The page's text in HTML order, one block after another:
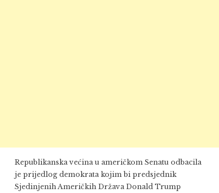
Republikanska većina u američkom Senatu odbacila
je prijedlog demokrata kojim bi predsjednik
Sjedinjenih Američkih Država Donald Trump